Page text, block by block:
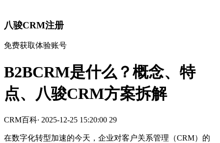
八骏CRM注册
免费获取体验账号
B2BCRM是什么？概念、特
点、八骏CRM方案拆解
CRM百科· 2025-12-25 15:20:00 29
在数字化转型加速的今天，企业对客户关系管理（CRM）的